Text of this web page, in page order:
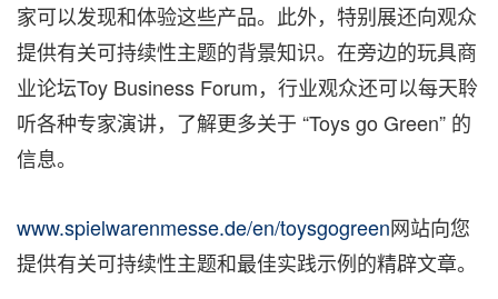
家可以发现和体验这些产品。此外，特别展还向观众
提供有关可持续性主题的背景知识。在旁边的玩具商
业论坛Toy Business Forum，行业观众还可以每天聆
听各种专家演讲，了解更多关于 “Toys go Green” 的
信息。
www.spielwarenmesse.de/en/toysgogreen网站向您
提供有关可持续性主题和最佳实践示例的精辟文章。